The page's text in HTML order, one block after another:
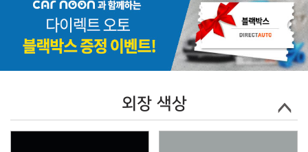
외장 색상